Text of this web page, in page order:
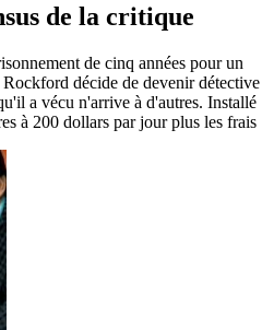
de la critique
de cinq années pour un
décide de devenir détective
a vécu n'arrive à d'autres. Installé
à 200 dollars par jour plus les frais